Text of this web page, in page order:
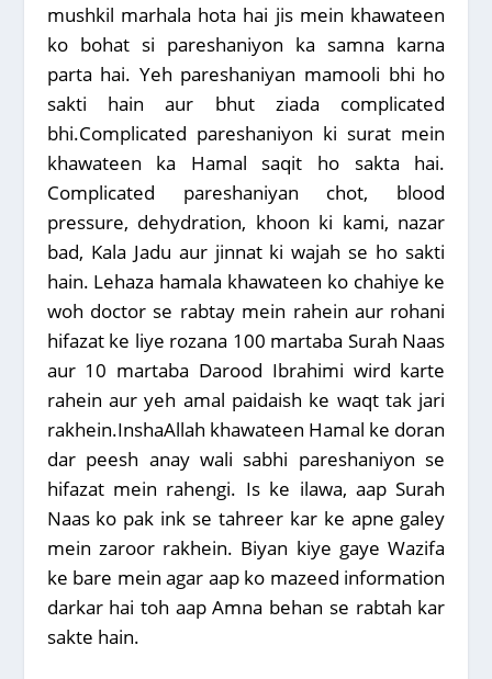
mushkil marhala hota hai jis mein khawateen
ko bohat si pareshaniyon ka samna karna
parta hai. Yeh pareshaniyan mamooli bhi ho
sakti hain aur bhut ziada complicated
bhi.Complicated pareshaniyon ki surat mein
khawateen ka Hamal saqit ho sakta hai.
Complicated pareshaniyan chot, blood
pressure, dehydration, khoon ki kami, nazar
bad, Kala Jadu aur jinnat ki wajah se ho sakti
hain. Lehaza hamala khawateen ko chahiye ke
woh doctor se rabtay mein rahein aur rohani
hifazat ke liye rozana 100 martaba Surah Naas
aur 10 martaba Darood Ibrahimi wird karte
rahein aur yeh amal paidaish ke waqt tak jari
rakhein.InshaAllah khawateen Hamal ke doran
dar peesh anay wali sabhi pareshaniyon se
hifazat mein rahengi. Is ke ilawa, aap Surah
Naas ko pak ink se tahreer kar ke apne galey
mein zaroor rakhein. Biyan kiye gaye Wazifa
ke bare mein agar aap ko mazeed information
darkar hai toh aap Amna behan se rabtah kar
sakte hain.